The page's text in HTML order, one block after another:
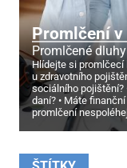
Promlčení v
Promlčené
Hlídejte si promlčecí
u zdravotního
sociálního pojištění?
daní?
Máte
promlčení